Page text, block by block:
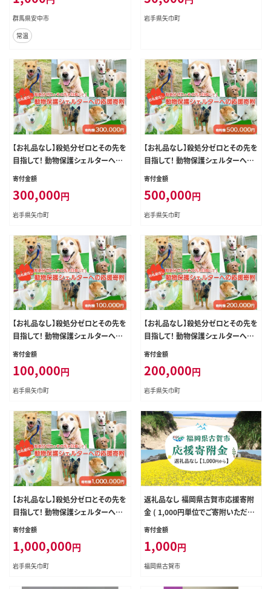
群馬県安中市
常温
岩手県矢巾町
【お礼品なし】殺処分ゼロとその先を
目指して！ 動物保護シェルターへの
応援寄附 300,000円
寄付金額
300,000円
岩手県矢巾町
【お礼品なし】殺処分ゼロとその先を
目指して！ 動物保護シェルターへの
応援寄附 500,000円
寄付金額
500,000円
岩手県矢巾町
【お礼品なし】殺処分ゼロとその先を
目指して！ 動物保護シェルターへの
応援寄附 100,000円
寄付金額
100,000円
岩手県矢巾町
【お礼品なし】殺処分ゼロとその先を
目指して！ 動物保護シェルターへの
応援寄附 200,000円
寄付金額
200,000円
岩手県矢巾町
【お礼品なし】殺処分ゼロとその先を
目指して！ 動物保護シェルターへの
応援寄附 1,000,000円
寄付金額
1,000,000円
岩手県矢巾町
返礼品なし 福岡県古賀市応援寄附
金 ( 1,000円単位でご寄附いただけ
ます) 古賀市 寄附
寄付金額
1,000円
福岡県古賀市